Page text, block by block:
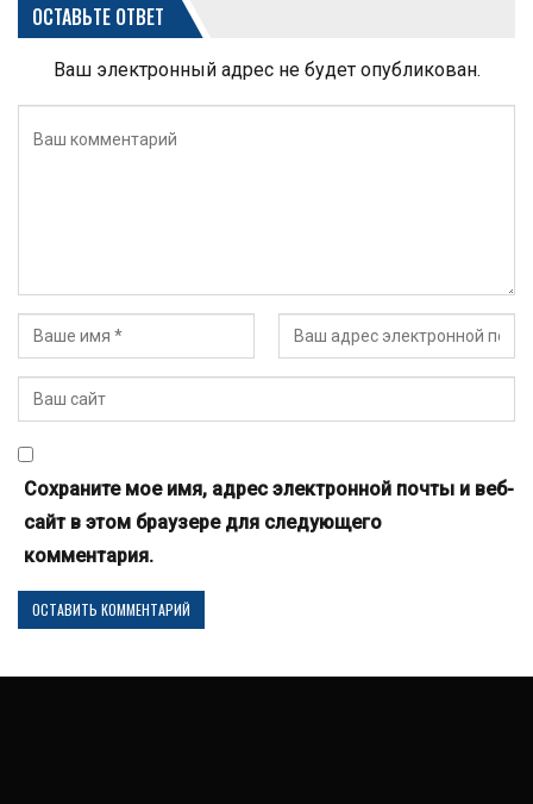
ОСТАВЬТЕ ОТВЕТ
Ваш электронный адрес не будет опубликован.
Сохраните мое имя, адрес электронной почты и веб-
сайт в этом браузере для следующего
комментария.